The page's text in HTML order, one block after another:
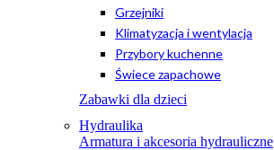
Grzejniki
Klimatyzacja i wentylacja
Przybory kuchenne
Świece zapachowe
Zabawki dla dzieci
Hydraulika
Armatura i akcesoria hydrauliczne